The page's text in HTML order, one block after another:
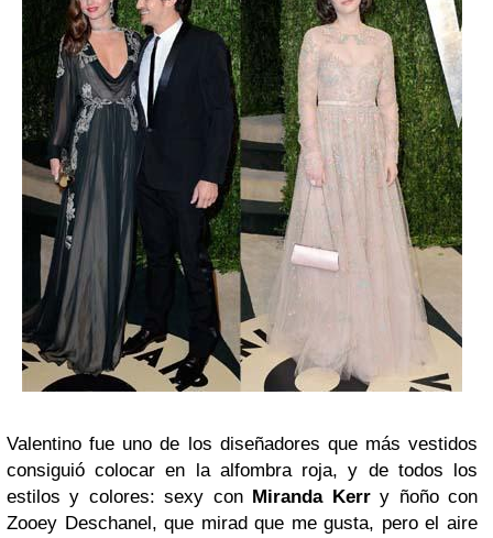
Valentino fue uno de los diseñadores que más vestidos
consiguió colocar en la alfombra roja, y de todos los
estilos y colores: sexy con Miranda Kerry ñoño con
Zooey Deschanel, que mirad que me gusta, pero el aire